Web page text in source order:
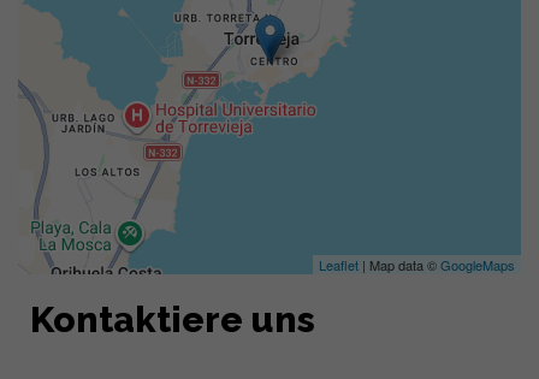
Leaflet | Map data ©GoogleMaps
Kontaktiere uns